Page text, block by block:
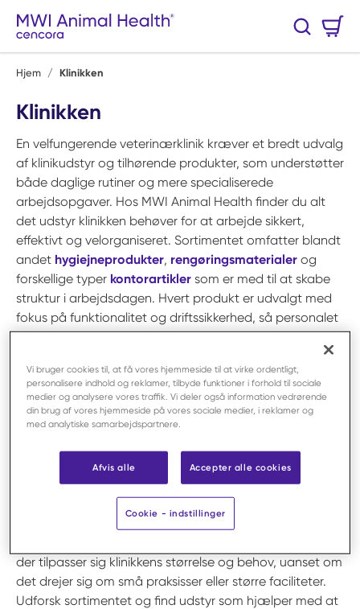
Spring til hovedindhold
Søg
Hjem / Klinikken
Klinikken
En velfungerende veterinærklinik kræver et bredt udvalg
af klinikudstyr og tilhørende produkter, som understøtter
både daglige rutiner og mere specialiserede
arbejdsopgaver. Hos MWI Animal Health finder du alt
det udstyr klinikken behøver for at arbejde sikkert,
effektivt og velorganiseret. Sortimentet omfatter blandt
andet hygiejneprodukter, rengøringsmaterialer og
forskellige typer kontorartikler som er med til at skabe
struktur i arbejdsdagen. Hvert produkt er udvalgt med
fokus på funktionalitet og driftssikkerhed, så personalet
kan koncentrere sig om professionel behandling og
Klinikudstyr spiller en vigtig rolle i at sikre stabile
arbejdsgange og et højt hygiejneniveau. Med de rette
materialer kan klinikken let opretholde rene omgivelser,
overskuelig. Produkter til organisering bidrager til et
bedre flow i både behandling, journalføring og
laboratoriearbejde, mens rengørings og
hygiejnematerialer skaber tryghed for både dyr og
der tilpasser sig klinikkens størrelse og behov, uanset om
det drejer sig om små praksisser eller større faciliteter.
Udforsk sortimentet og find udstyr som hjælper med at
Vi bruger cookies til, at få vores hjemmeside til at virke ordentligt,
personalisere indhold og reklamer, tilbyde funktioner i forhold til sociale
medier og analysere vores traffik. Vi deler også information vedrørende
din brug af vores hjemmeside på vores sociale medier, i reklamer og
med analytiske samarbejdspartnere.
Afvis alle Accepter alle cookies
Cookie - indstillinger